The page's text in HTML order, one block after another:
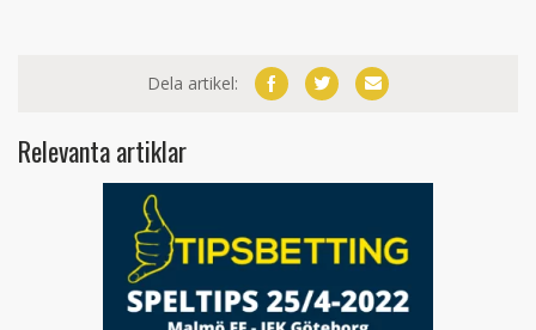
Dela artikel:
Relevanta artiklar